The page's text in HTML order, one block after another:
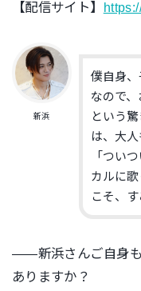
【配信サイト】
新浜
僕自身
なので、
という
は、大
「つい
カルに
こそ、す
――新浜さんご自身も
ありますか？